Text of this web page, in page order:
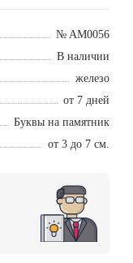
№ AM0056
В наличии
железо
от 7 дней
Буквы на памятник
от 3 до 7 см.